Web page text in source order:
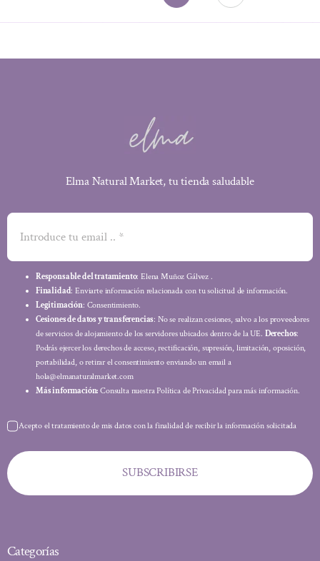
Elma Natural Market, tu tienda saludable
Responsable del tratamiento: Elena Muñoz Gálvez .
Finalidad: Enviarte información relacionada con tu solicitud de información.
Legitimación: Consentimiento.
Cesiones de datos y transferencias: No se realizan cesiones, salvo a los proveedores
de servicios de alojamiento de los servidores ubicados dentro de la UE. Derechos:
Podrás ejercer los derechos de acceso, rectificación, supresión, limitación, oposición,
portabilidad, o retirar el consentimiento enviando un email a
hola@elmanaturalmarket.com
Más información: Consulta nuestra Política de Privacidad para más información.
Acepto el tratamiento de mis datos con la finalidad de recibir la información solicitada
SUBSCRIBIRSE
Categorías